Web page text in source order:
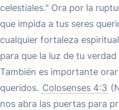
celestiales." Ora por la
que impida a tus seres
cualquier fortaleza
para que la luz de tu
También es importante
queridos. Colosenses 4:3
nos abra las puertas para